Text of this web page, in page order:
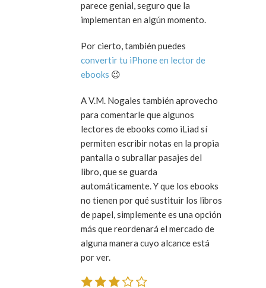
parece genial, seguro que la
implementan en algún momento.
Por cierto, también puedes
convertir tu iPhone en lector de
ebooks 😉
A V.M. Nogales también aprovecho
para comentarle que algunos
lectores de ebooks como iLiad sí
permiten escribir notas en la propia
pantalla o subrallar pasajes del
libro, que se guarda
automáticamente. Y que los ebooks
no tienen por qué sustituir los libros
de papel, simplemente es una opción
más que reordenará el mercado de
alguna manera cuyo alcance está
por ver.